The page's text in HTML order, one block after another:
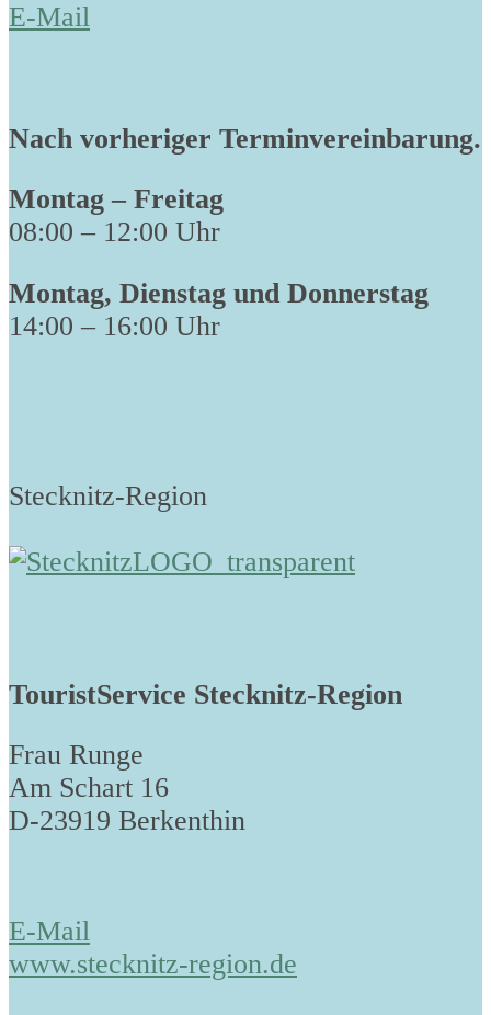
E-Mail
Nach vorheriger Terminvereinbarung.
Montag – Freitag
08:00 – 12:00 Uhr
Montag, Dienstag und Donnerstag
14:00 – 16:00 Uhr
Stecknitz-Region
TouristService Stecknitz-Region
Frau Runge
Am Schart 16
D-23919 Berkenthin
E-Mail
www.stecknitz-region.de